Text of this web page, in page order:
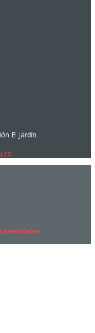
El Jardín
personales